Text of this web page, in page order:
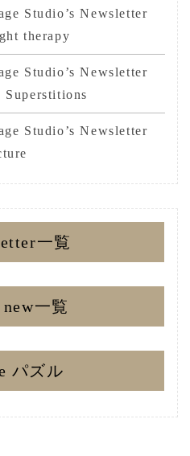
Studio’s Newsletter
therapy
Studio’s Newsletter
Superstitions
Studio’s Newsletter
一覧
一覧
パズル